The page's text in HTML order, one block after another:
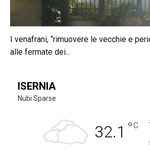
I venafrani, “rimuovere le vecchie e
alle fermate dei...
ISERNIA
Nubi Sparse
32.1 °C